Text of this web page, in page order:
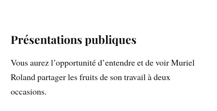
Présentations publiques
Vous aurez l’opportunité d’entendre et de voir Muriel
Roland partager les fruits de son travail à deux
occasions.